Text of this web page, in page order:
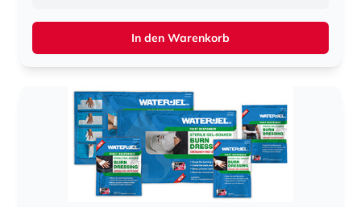
In den Warenkorb